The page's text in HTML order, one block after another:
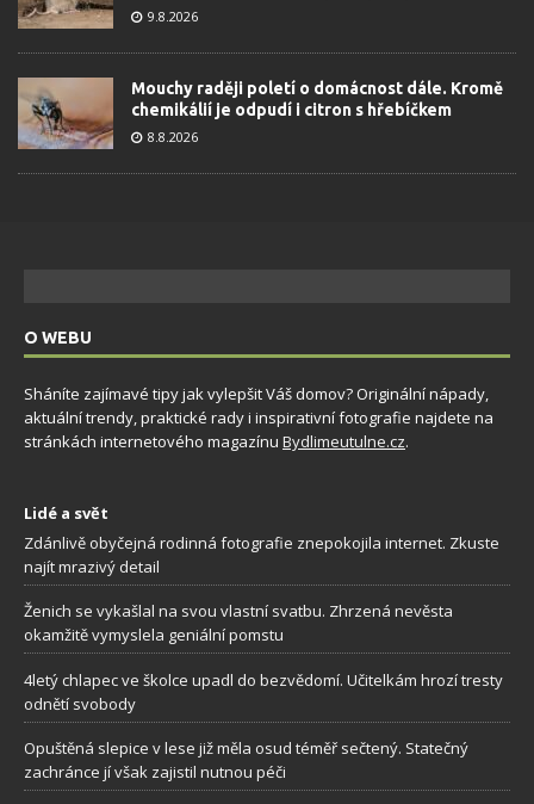
9.8.2026
Mouchy raději poletí o domácnost dále. Kromě
chemikálií je odpudí i citron s hřebíčkem
8.8.2026
O WEBU
Sháníte zajímavé tipy jak vylepšit Váš domov? Originální nápady,
aktuální trendy, praktické rady i inspirativní fotografie najdete na
stránkách internetového magazínu Bydlimeutulne.cz.
Lidé a svět
Zdánlivě obyčejná rodinná fotografie znepokojila internet. Zkuste
najít mrazivý detail
Ženich se vykašlal na svou vlastní svatbu. Zhrzená nevěsta
okamžitě vymyslela geniální pomstu
4letý chlapec ve školce upadl do bezvědomí. Učitelkám hrozí tresty
odnětí svobody
Opuštěná slepice v lese již měla osud téměř sečtený. Statečný
zachránce jí však zajistil nutnou péči